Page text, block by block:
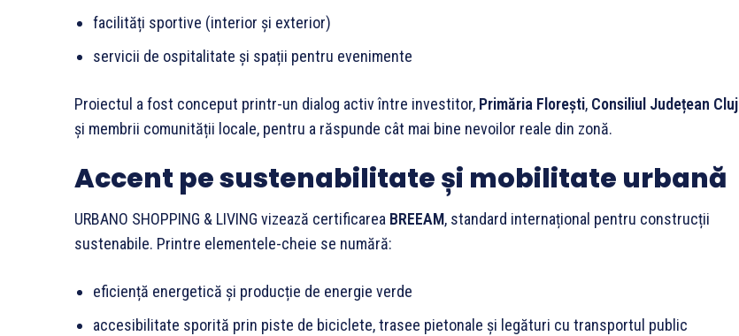
facilități sportive (interior și exterior)
servicii de ospitalitate și spații pentru evenimente
Proiectul a fost conceput printr-un dialog activ între investitor, Primăria Florești, Consiliul Județean Cluj
și membrii comunității locale, pentru a răspunde cât mai bine nevoilor reale din zonă.
Accent pe sustenabilitate și mobilitate urbană
URBANO SHOPPING & LIVING vizează certificarea BREEAM, standard internațional pentru construcții
sustenabile. Printre elementele-cheie se numără:
eficiență energetică și producție de energie verde
accesibilitate sporită prin piste de biciclete, trasee pietonale și legături cu transportul public